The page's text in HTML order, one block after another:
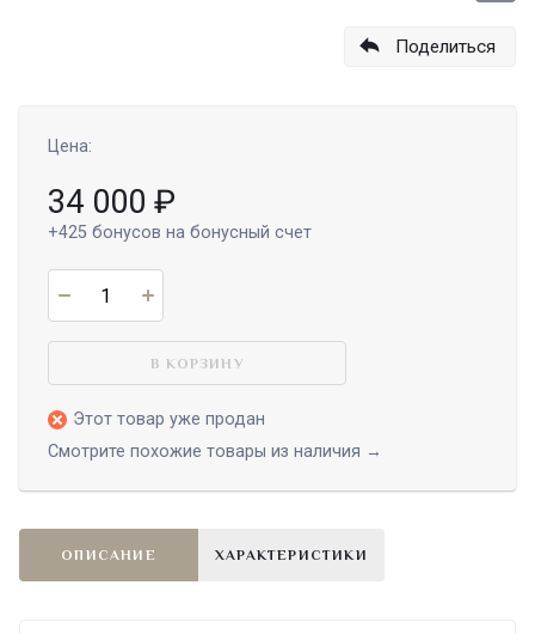
Поделиться
Цена:
34 000 ₽
+425 бонусов на бонусный счет
В КОРЗИНУ
Этот товар уже продан
Смотрите похожие товары из наличия →
ОПИСАНИЕ ХАРАКТЕРИСТИКИ